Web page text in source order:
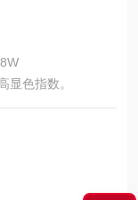
显色指数。